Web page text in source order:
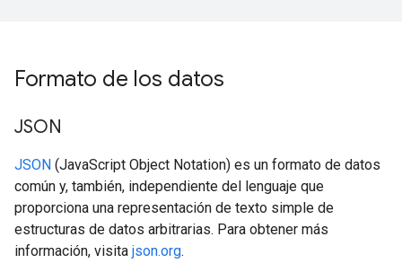
Formato de los datos
JSON
JSON (JavaScript Object Notation) es un formato de datos
común y, también, independiente del lenguaje que
proporciona una representación de texto simple de
estructuras de datos arbitrarias. Para obtener más
información, visita json.org.